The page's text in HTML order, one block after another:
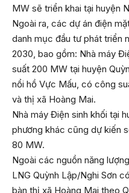
MW sẽ triển khai tại huyện
Ngoài ra, các dự án điện
danh mục đầu tư phát triển
2030, bao gồm: Nhà máy
suất 200 MW tại huyện
nổi hồ Vực Mấu, có công
và thị xã Hoàng Mai.
Nhà máy Điện sinh khối tại
phương khác cũng dự kiến
80 MW.
Ngoài các nguồn năng
LNG Quỳnh Lập/Nghi Sơn
bàn thị xã Hoàng Mai theo